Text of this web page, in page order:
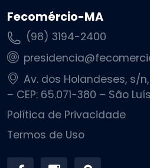
Fecomércio-MA
(98) 3194-2400
Av. dos Holandeses, s/
– CEP: 65.071-380 – São
Política de Privacidade
Termos de Uso